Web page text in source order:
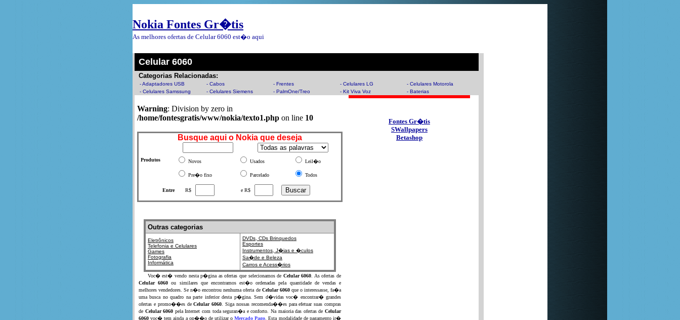
Nokia Fontes Gr�tis
As melhores ofertas de Celular 6060 est�o aqui
Celular 6060
Categorias Relacionadas:
- Adaptadores USB - Cabos - Frentes - Celulares LG
- Celulares Motorola
- Celulares Samssung
- Celulares Siemens - PalmOne/Treo - Kit Viva Voz - Baterias
Warning: Division by zero in
/home/fontesgratis/www/nokia/texto1.php on line 10
Busque aqui o Nokia que deseja
Produtos Novos Usados Leil�o
Pre�o fixo Parcelado Todos
Entre R$ e R$
Outras categorias
Eletrônicos
Telefonia e Celulares
Games
Fotografia
Informática
DVDs, CDs Brinquedos
Esportes
Instrumentos, J�ias e �culos
Sa�de e Beleza
Carros e Acess�rios
Voc� est� vendo nesta p�gina as ofertas que selecionamos de Celular 6060 . As ofertas de
Celular 6060 ou similares que encontramos est�o ordenadas pela quantidade de vendas e
melhores vendedores. Se n�o encontrou nenhuma oferta de Celular 6060que o interessasse, fa�a
uma busca no quadro na parte inferior desta p�gina. Sem d�vidas voc� encontrar� grandes
ofertas e promo��es deCelular 6060 . Siga nossas recomenda��es para efetuar suas compras
de Celular 6060 pela Internet com toda seguran�a e conforto. Na maioria das ofertas deCelular
6060 voc� tem ainda a op��o de utilizar oMercado Pago . Esta modalidade de pagamento ir�
Fontes Gr�tis
SWallpapers
Betashop